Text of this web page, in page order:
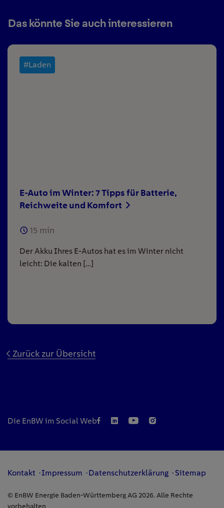
Das könnte Sie auch interessieren
#Laden
E-Auto im Winter: 7 Tipps für Batterie,
Reichweite und Komfort
15 min
Der Akku Ihres E-Autos hat es im Winter nicht
leicht: Die kalten […]
Zurück zur Übersicht
Die EnBW im Social Web
Kontakt Impressum Datenschutzerklärung Sitemap
© EnBW Energie Baden-Württemberg AG 2026. Alle Rechte
vorbehalten